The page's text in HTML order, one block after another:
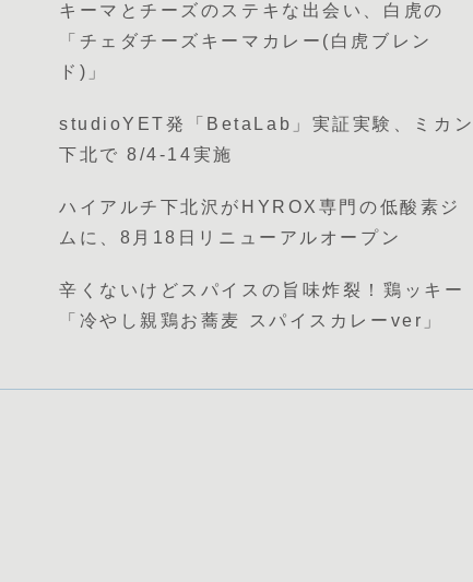
キーマとチーズのステキな出会い、白虎の
「チェダチーズキーマカレー(白虎ブレン
ド)」
studioYET発「BetaLab」実証実験、ミカン
下北で 8/4-14実施
ハイアルチ下北沢がHYROX専門の低酸素ジ
ムに、8月18日リニューアルオープン
辛くないけどスパイスの旨味炸裂！鶏ッキー
「冷やし親鶏お蕎麦 スパイスカレーver」